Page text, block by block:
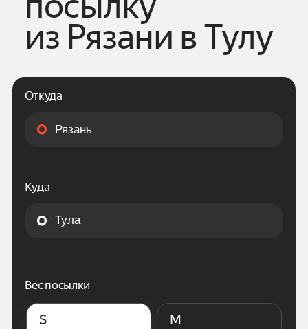
из Рязани вТулу
Откуда
Куда
Вес посылки
S M